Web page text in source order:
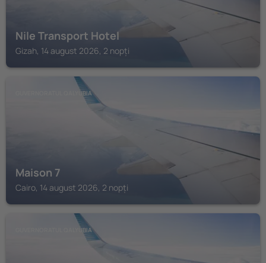
Nile Transport Hotel
Gizah, 14 august 2026, 2 nopți
GUVERNORATUL QALYUBIA
Maison 7
Cairo, 14 august 2026, 2 nopți
GUVERNORATUL QALYUBIA